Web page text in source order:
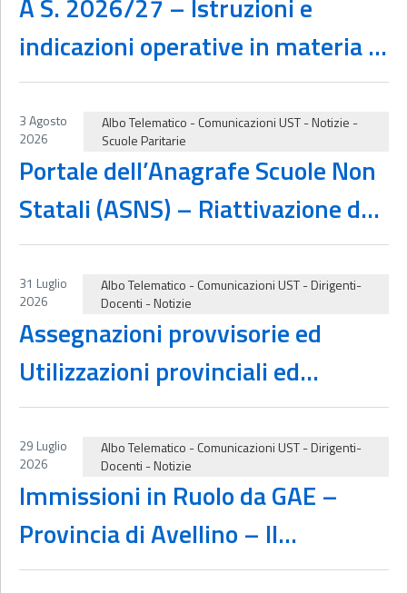
A S. 2026/27 – Istruzioni e
indicazioni operative in materia di
supplenze al personale docente,
educativo ed A.T.A. – Termine per
la presentazione delle istanze
relative alla fase interprovinciale
del reclutamento a t. d.
finalizzato a ruolo da GPS
3 Agosto
2026
Albo Telematico -Comunicazioni UST-Notizie -
Scuole Paritarie
Portale dell’Anagrafe Scuole Non
Statali (ASNS) – Riattivazione del
Portale e ripristino delle
funzionalità.
31 Luglio
2026
Albo Telematico -Comunicazioni UST-Dirigenti-
Docenti -Notizie
Assegnazioni provvisorie ed
Utilizzazioni provinciali ed
interprovinciali ogni ordine e
grado a.s. 2026.27 – Graduatorie
provvisorie
29 Luglio
2026
Albo Telematico -Comunicazioni UST-Dirigenti-
Docenti -Notizie
Immissioni in Ruolo da GAE –
Provincia di Avellino – II
Scorrimento per cdc AAAA